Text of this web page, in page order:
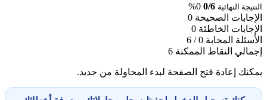
النتيجة النهائية 0/6
0%
الإجابات الصحيحة 0
الإجابات الخاطئة 0
الأسئلة المجابة 0 / 6
إجمالي النقاط الممكنة 6
يمكنك إعادة فتح الصفحة لبدء المحاولة من جديد.